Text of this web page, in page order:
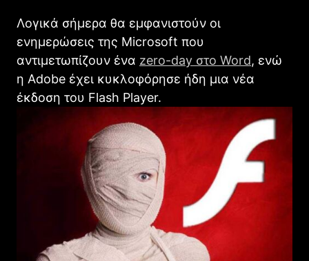
Λογικά σήμερα θα εμφανιστούν οι
ενημερώσεις της Microsoft που
αντιμετωπίζουν ένα zero-day στο Word, ενώ
η Adobe έχει κυκλοφόρησε ήδη μια νέα
έκδοση του Flash Player.